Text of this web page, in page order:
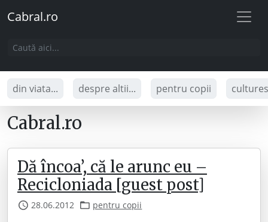
Cabral.ro
din viata... despre altii... pentru copii
Cabral.ro
Dă încoa’, că le arunc eu –
Recicloniada [guest post]
28.06.2012 pentru copii